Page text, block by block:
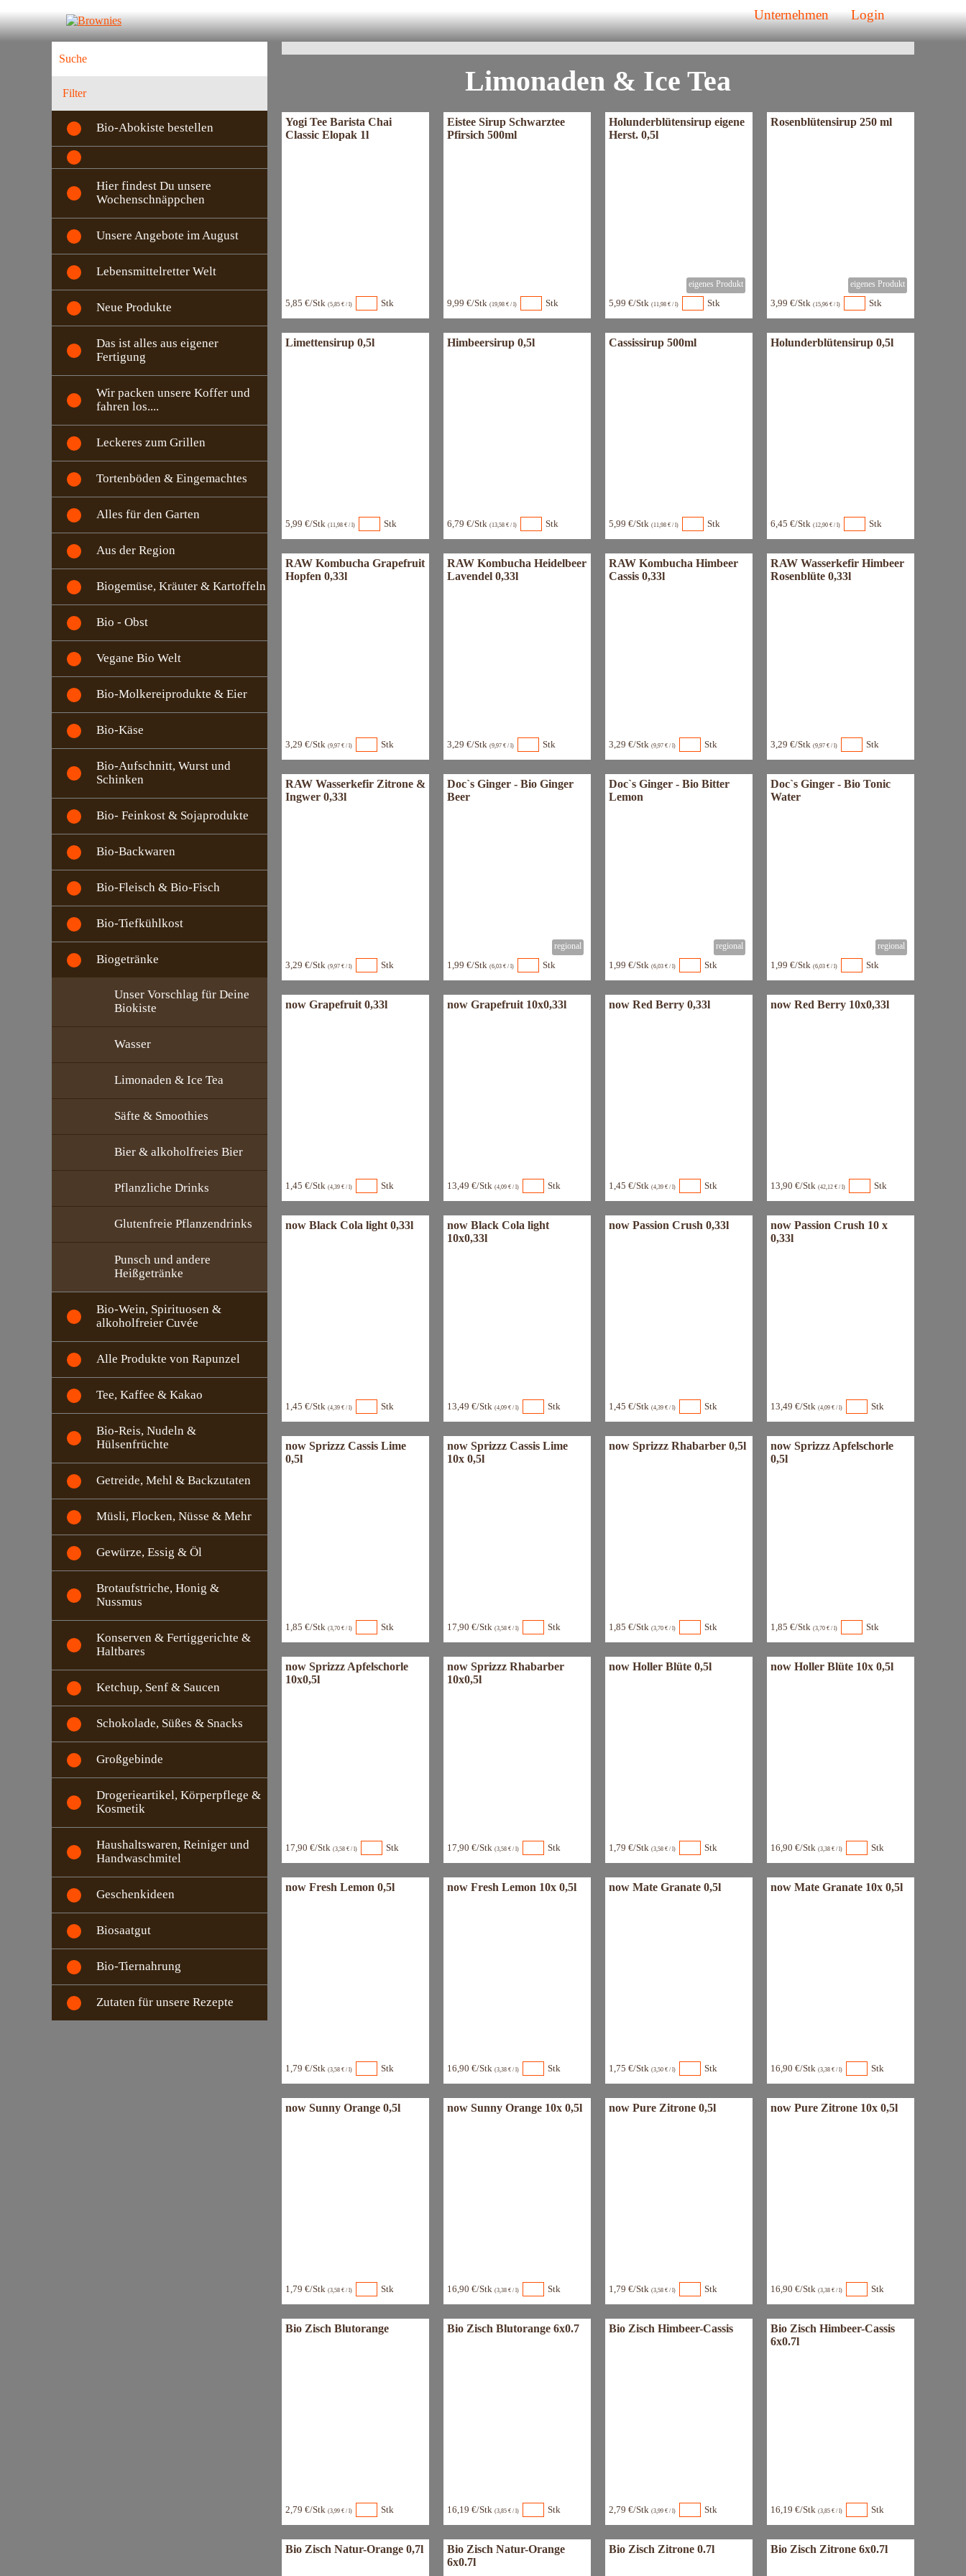
Unternehmen Login
Filter
Bio-Abokiste bestellen
Hier findest Du unsere
Wochenschnäppchen
Unsere Angebote im August
Lebensmittelretter Welt
Neue Produkte
Das ist alles aus eigener
Fertigung
Wir packen unsere Koffer und
fahren los....
Leckeres zum Grillen
Tortenböden & Eingemachtes
Alles für den Garten
Aus der Region
Biogemüse, Kräuter & Kartoffeln
Bio - Obst
Vegane Bio Welt
Bio-Molkereiprodukte & Eier
Bio-Käse
Bio-Aufschnitt, Wurst und
Schinken
Bio- Feinkost & Sojaprodukte
Bio-Backwaren
Bio-Fleisch & Bio-Fisch
Bio-Tiefkühlkost
Biogetränke
Unser Vorschlag für Deine
Biokiste
Wasser
Limonaden & Ice Tea
Säfte & Smoothies
Bier & alkoholfreies Bier
Pflanzliche Drinks
Glutenfreie Pflanzendrinks
Punsch und andere
Heißgetränke
Bio-Wein, Spirituosen &
alkoholfreier Cuvée
Alle Produkte von Rapunzel
Tee, Kaffee & Kakao
Bio-Reis, Nudeln &
Hülsenfrüchte
Getreide, Mehl & Backzutaten
Müsli, Flocken, Nüsse & Mehr
Gewürze, Essig & Öl
Brotaufstriche, Honig &
Nussmus
Konserven & Fertiggerichte &
Haltbares
Ketchup, Senf & Saucen
Schokolade, Süßes & Snacks
Großgebinde
Drogerieartikel, Körperpflege &
Kosmetik
Haushaltswaren, Reiniger und
Handwaschmitel
Geschenkideen
Biosaatgut
Bio-Tiernahrung
Zutaten für unsere Rezepte
Fruchtig frisch, trendig und natürlich
Limonaden & Ice Tea
Yogi Tee Barista Chai
Classic Elopak 1l
5,85 €/Stk (5,85 € / l) Stk
Eistee Sirup Schwarztee
Pfirsich 500ml
9,99 €/Stk (19,98 € / l) Stk
Holunderblütensirup eigene
Herst. 0,5l
5,99 €/Stk (11,98 € / l) Stk
Rosenblütensirup 250 ml
3,99 €/Stk (15,96 € / l) Stk
Limettensirup 0,5l
5,99 €/Stk (11,98 € / l) Stk
Himbeersirup 0,5l
6,79 €/Stk (13,58 € / l) Stk
Cassissirup 500ml
5,99 €/Stk (11,98 € / l) Stk
Holunderblütensirup 0,5l
6,45 €/Stk (12,90 € / l) Stk
RAW Kombucha Grapefruit
Hopfen 0,33l
3,29 €/Stk (9,97 € / l) Stk
RAW Kombucha Heidelbeer
Lavendel 0,33l
3,29 €/Stk (9,97 € / l) Stk
RAW Kombucha Himbeer
Cassis 0,33l
3,29 €/Stk (9,97 € / l) Stk
RAW Wasserkefir Himbeer
Rosenblüte 0,33l
3,29 €/Stk (9,97 € / l) Stk
RAW Wasserkefir Zitrone &
Ingwer 0,33l
3,29 €/Stk (9,97 € / l) Stk
Doc`s Ginger - Bio Ginger
Beer
1,99 €/Stk (6,03 € / l) Stk
Doc`s Ginger - Bio Bitter
Lemon
1,99 €/Stk (6,03 € / l) Stk
Doc`s Ginger - Bio Tonic
Water
1,99 €/Stk (6,03 € / l) Stk
now Grapefruit 0,33l
1,45 €/Stk (4,39 € / l) Stk
now Grapefruit 10x0,33l
13,49 €/Stk (4,09 € / l) Stk
now Red Berry 0,33l
1,45 €/Stk (4,39 € / l) Stk
now Red Berry 10x0,33l
13,90 €/Stk (42,12 € / l) Stk
now Black Cola light 0,33l
1,45 €/Stk (4,39 € / l) Stk
now Black Cola light
10x0,33l
13,49 €/Stk (4,09 € / l) Stk
now Passion Crush 0,33l
1,45 €/Stk (4,39 € / l) Stk
now Passion Crush 10 x
0,33l
13,49 €/Stk (4,09 € / l) Stk
now Sprizzz Cassis Lime
0,5l
1,85 €/Stk (3,70 € / l) Stk
now Sprizzz Cassis Lime
10x 0,5l
17,90 €/Stk (3,58 € / l) Stk
now Sprizzz Rhabarber 0,5l
1,85 €/Stk (3,70 € / l) Stk
now Sprizzz Apfelschorle
0,5l
1,85 €/Stk (3,70 € / l) Stk
now Sprizzz Apfelschorle
10x0,5l
17,90 €/Stk (3,58 € / l) Stk
now Sprizzz Rhabarber
10x0,5l
17,90 €/Stk (3,58 € / l) Stk
now Holler Blüte 0,5l
1,79 €/Stk (3,58 € / l) Stk
now Holler Blüte 10x 0,5l
16,90 €/Stk (3,38 € / l) Stk
now Fresh Lemon 0,5l
1,79 €/Stk (3,58 € / l) Stk
now Fresh Lemon 10x 0,5l
16,90 €/Stk (3,38 € / l) Stk
now Mate Granate 0,5l
1,75 €/Stk (3,50 € / l) Stk
now Mate Granate 10x 0,5l
16,90 €/Stk (3,38 € / l) Stk
now Sunny Orange 0,5l
1,79 €/Stk (3,58 € / l) Stk
now Sunny Orange 10x 0,5l
16,90 €/Stk (3,38 € / l) Stk
now Pure Zitrone 0,5l
1,79 €/Stk (3,58 € / l) Stk
now Pure Zitrone 10x 0,5l
16,90 €/Stk (3,38 € / l) Stk
Bio Zisch Blutorange
2,79 €/Stk (3,99 € / l) Stk
Bio Zisch Blutorange 6x0.7
16,19 €/Stk (3,85 € / l) Stk
Bio Zisch Himbeer-Cassis
2,79 €/Stk (3,99 € / l) Stk
Bio Zisch Himbeer-Cassis
6x0.7l
16,19 €/Stk (3,85 € / l) Stk
Bio Zisch Natur-Orange 0,7l
Bio Zisch Natur-Orange
6x0.7l
Bio Zisch Zitrone 0.7l Bio Zisch Zitrone 6x0.7l